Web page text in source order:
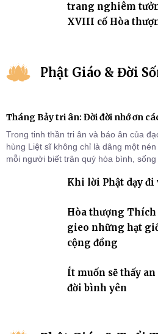
trang nghiêm
XVIII cố Hòa
Phật Giáo & Đời
Tháng Bảy tri ân: Đời đời nhớ ơn
Trong tinh thần tri ân và báo ân của
hùng Liệt sĩ không chỉ là dâng một
mỗi người biết trân quý hòa bình,
Khi lời Phật dạy đi
Hòa thượng
gieo những hạt
cộng đồng
Ít muốn sẽ thấy
đời bình yên